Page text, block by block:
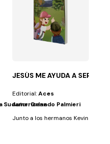
números y las...
Sudamericana
con una gran diversidad de flora
JESÚS ME AYUDA A SER...
Editorial:Aces
Autor:Orlando Palmieri
Junto a los hermanos Kevin y